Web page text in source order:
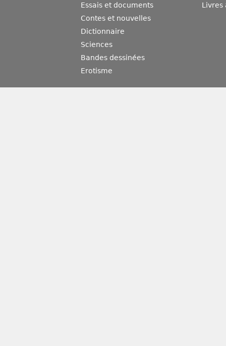
Essais et documents
Contes et nouvelles
Dictionnaire
Sciences
Bandes dessinées
Erotisme
Livres